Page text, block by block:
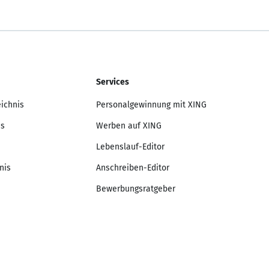
Services
Personalgewinnung mit XING
Werben auf XING
Lebenslauf-Editor
Anschreiben-Editor
Bewerbungsratgeber